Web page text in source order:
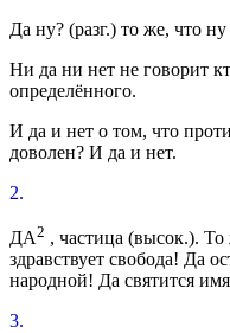
Да ну? (разг.) то же, что ну
Ни да ни нет не говорит
определённого.
И да и нет о том, что
доволен? И да и нет.
2.
ДА2 , частица (высок.). То
здравствует свобода! Да
народной! Да святится
3.